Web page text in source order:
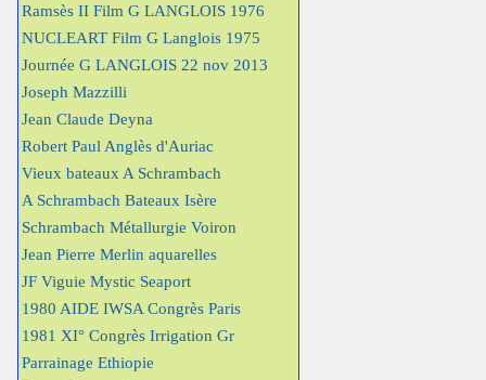
Ramsès II Film G LANGLOIS 1976
NUCLEART Film G Langlois 1975
Journée G LANGLOIS 22 nov 2013
Joseph Mazzilli
Jean Claude Deyna
Robert Paul Anglès d'Auriac
Vieux bateaux A Schrambach
A Schrambach Bateaux Isère
Schrambach Métallurgie Voiron
Jean Pierre Merlin aquarelles
JF Viguie Mystic Seaport
1980 AIDE IWSA Congrès Paris
1981 XI° Congrès Irrigation Gr
Parrainage Ethiopie